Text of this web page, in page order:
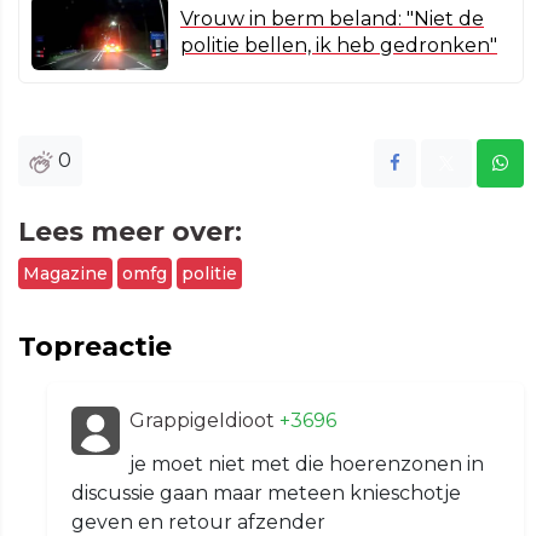
Vrouw in berm beland: "Niet de
politie bellen, ik heb gedronken"
0
Lees meer over:
Magazine omfg politie
Topreactie
GrappigeIdioot +3696
je moet niet met die hoerenzonen in
discussie gaan maar meteen knieschotje
geven en retour afzender